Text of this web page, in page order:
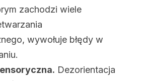
zachodzi wiele
wywołuje błędy w
Dezorientacja